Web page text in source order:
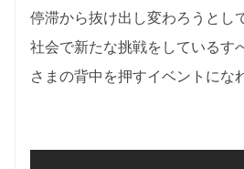
停滞から抜け出し変わろうとし
社会で新たな挑戦をしているす
さまの背中を押すイベントにな